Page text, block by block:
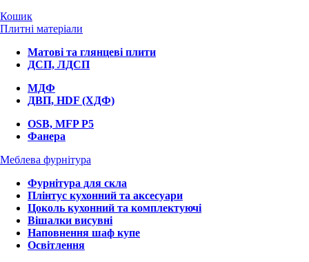
Кошик
Плитні матеріали
Матові та глянцеві плити
ДСП, ЛДСП
МДФ
ДВП, HDF (ХДФ)
OSB, MFP P5
Фанера
Меблева фурнітура
Фурнітура для скла
Плінтус кухонний та аксесуари
Цоколь кухонний та комплектуючі
Вішалки висувні
Наповнення шаф купе
Освітлення